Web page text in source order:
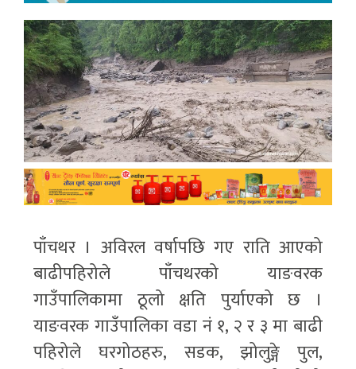
पाँचथर । अविरल वर्षापछि गए राति आएको
बाढीपहिरोले पाँचथरको याङवरक
गाउँपालिकामा ठूलो क्षति पुर्याएको छ ।
याङवरक गाउँपालिका वडा नं १, २ र ३ मा बाढी
पहिरोले घरगोठहरु, सडक, झोलुङ्गे पुल,